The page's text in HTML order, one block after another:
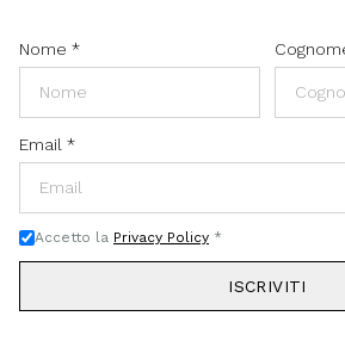
Nome *
Email *
Accetto la Privacy Policy *
ISCRIVITI